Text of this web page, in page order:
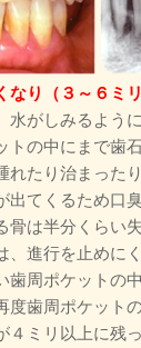
り（３～６ミリ
水がしみるよう
トの中にまで歯
れたり治まった
出てくるため口
骨は半分くらい
進行を止めにく
歯周ポケットの
度歯周ポケット
４ミリ以上に残